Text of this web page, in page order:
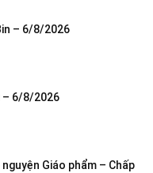
– 6/8/2026
– 6/8/2026
Giáo phẩm – Chấp